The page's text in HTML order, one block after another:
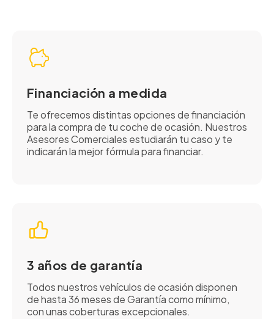
Financiación a medida
Te ofrecemos distintas opciones de financiación
para la compra de tu coche de ocasión. Nuestros
Asesores Comerciales estudiarán tu caso y te
indicarán la mejor fórmula para financiar.
3 años de garantía
Todos nuestros vehículos de ocasión disponen
de hasta 36 meses de Garantía como mínimo,
con unas coberturas excepcionales.